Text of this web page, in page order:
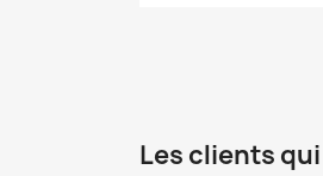
Les clients